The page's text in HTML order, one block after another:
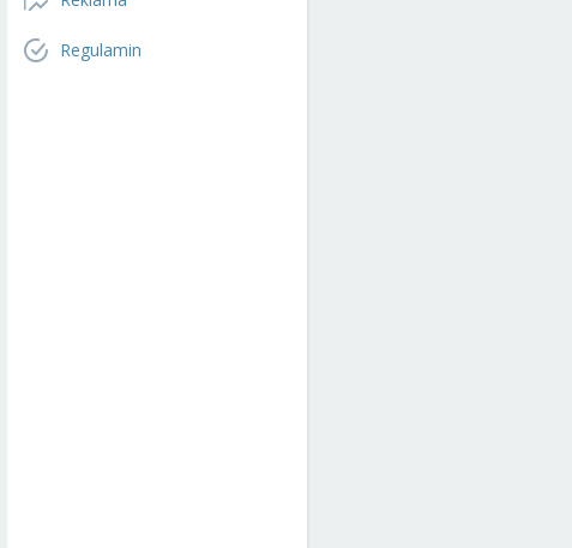
Regulamin